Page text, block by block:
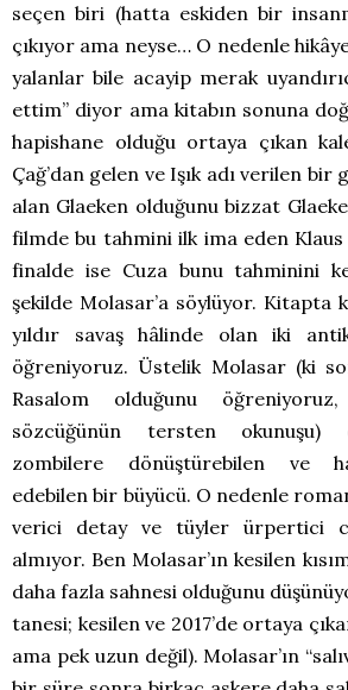
seçen biri (hatta eskiden bir
çıkıyor ama neyse… O nedenle
yalanlar bile acayip merak
ettim” diyor ama kitabın sonuna
hapishane olduğu ortaya çıkan
Çağ’dan gelen ve Işık adı verilen
alan Glaeken olduğunu bizzat
filmde bu tahmini ilk ima eden
finalde ise Cuza bunu tahminini
şekilde Molasar’a söylüyor. Kitapta
yıldır savaş hâlinde olan iki
öğreniyoruz. Üstelik Molasar (ki
Rasalom olduğunu
sözcüğünün tersten okunuşu)
zombilere dönüştürebilen ve
edebilen bir büyücü. O nedenle
verici detay ve tüyler ürpertici
almıyor. Ben Molasar’ın kesilen
daha fazla sahnesi olduğunu
tanesi; kesilen ve 2017’de ortaya
ama pek uzun değil). Molasar’ın